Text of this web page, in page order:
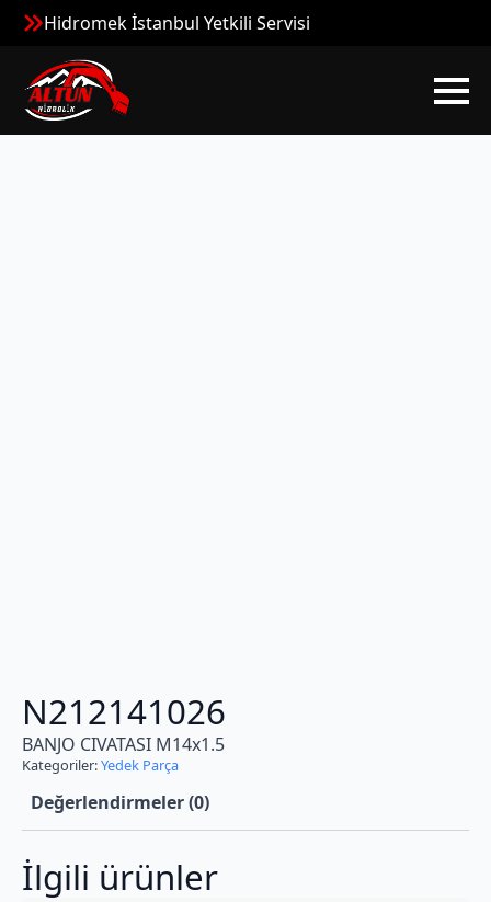
Hidromek İstanbul Yetkili Servisi
N212141026
BANJO CIVATASI M14x1.5
Kategoriler:Yedek Parça
Değerlendirmeler (0)
İlgili ürünler